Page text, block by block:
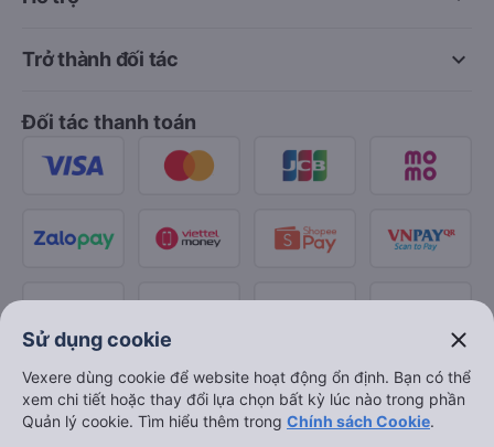
keyboard_arrow_down
Trở thành đối tác
Đối tác thanh toán
Sử dụng cookie close
Vexere dùng cookie để website hoạt động ổn định. Bạn có thể
xem chi tiết hoặc thay đổi lựa chọn bất kỳ lúc nào trong phần
Quản lý cookie. Tìm hiểu thêm trong Chính sách Cookie.